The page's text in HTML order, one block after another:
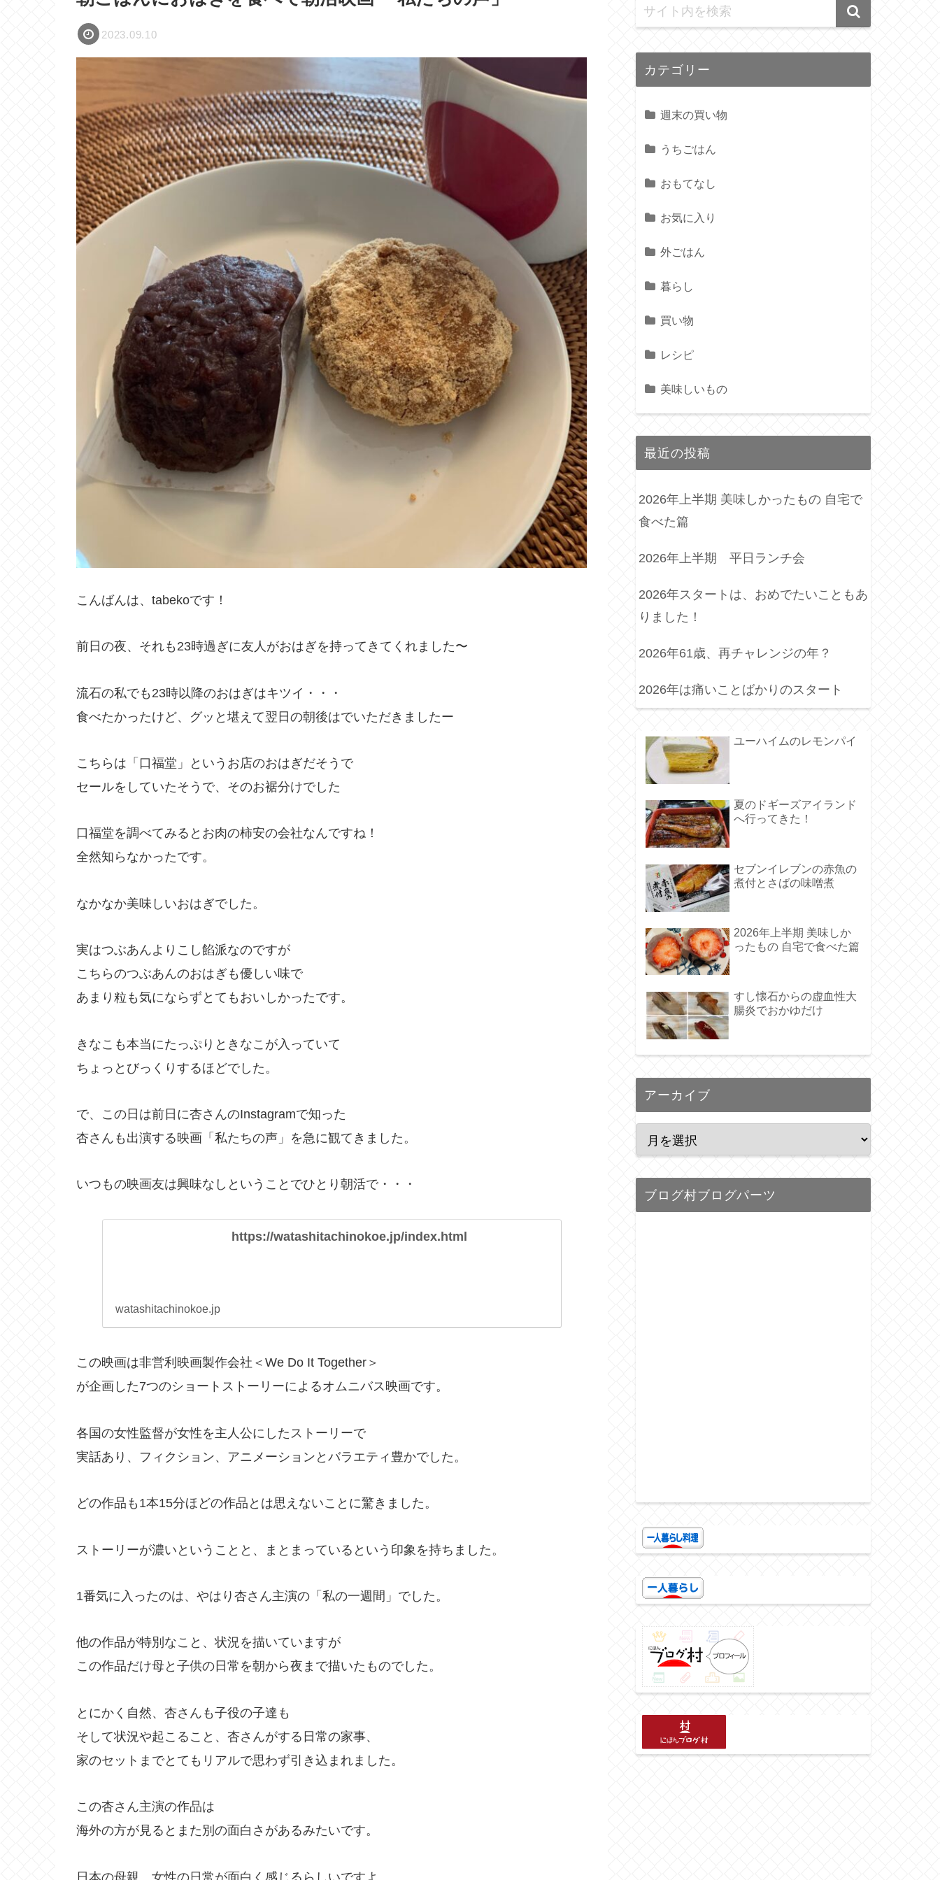
2023.09.10
こんばんは、tabekoです！
前日の夜、それも23時過ぎに友人がおはぎを持ってきてくれました〜
流石の私でも23時以降のおはぎはキツイ・・・
食べたかったけど、グッと堪えて翌日の朝後はでいただきましたー
こちらは「口福堂」というお店のおはぎだそうで
セールをしていたそうで、そのお裾分けでした
口福堂を調べてみるとお肉の柿安の会社なんですね！
全然知らなかったです。
なかなか美味しいおはぎでした。
実はつぶあんよりこし餡派なのですが
こちらのつぶあんのおはぎも優しい味で
あまり粒も気にならずとてもおいしかったです。
きなこも本当にたっぷりときなこが入っていて
ちょっとびっくりするほどでした。
で、この日は前日に杏さんのInstagramで知った
杏さんも出演する映画「私たちの声」を急に観てきました。
いつもの映画友は興味なしということでひとり朝活で・・・
https://watashitachinokoe.jp/index.html
watashitachinokoe.jp
この映画は非営利映画製作会社＜We Do It Together＞
が企画した7つのショートストーリーによるオムニバス映画です。
各国の女性監督が女性を主人公にしたストーリーで
実話あり、フィクション、アニメーションとバラエティ豊かでした。
どの作品も1本15分ほどの作品とは思えないことに驚きました。
ストーリーが濃いということと、まとまっているという印象を持ちました。
1番気に入ったのは、やはり杏さん主演の「私の一週間」でした。
他の作品が特別なこと、状況を描いていますが
この作品だけ母と子供の日常を朝から夜まで描いたものでした。
とにかく自然、杏さんも子役の子達も
そして状況や起こること、杏さんがする日常の家事、
家のセットまでとてもリアルで思わず引き込まれました。
この杏さん主演の作品は
海外の方が見るとまた別の面白さがあるみたいです。
日本の母親、女性の日常が面白く感じるらしいですよ。
カテゴリー
週末の買い物
うちごはん
おもてなし
お気に入り
外ごはん
暮らし
買い物
レシピ
美味しいもの
最近の投稿
2026年上半期 美味しかったもの 自宅で
食べた篇
2026年上半期 平日ランチ会
2026年スタートは、おめでたいこともあ
りました！
2026年61歳、再チャレンジの年？
2026年は痛いことばかりのスタート
ユーハイムのレモンパイ
夏のドギーズアイランド
へ行ってきた！
セブンイレブンの赤魚の
煮付とさばの味噌煮
2026年上半期 美味しか
ったもの 自宅で食べた篇
すし懐石からの虚血性大
腸炎でおかゆだけ
アーカイブ
ブログ村ブログパーツ